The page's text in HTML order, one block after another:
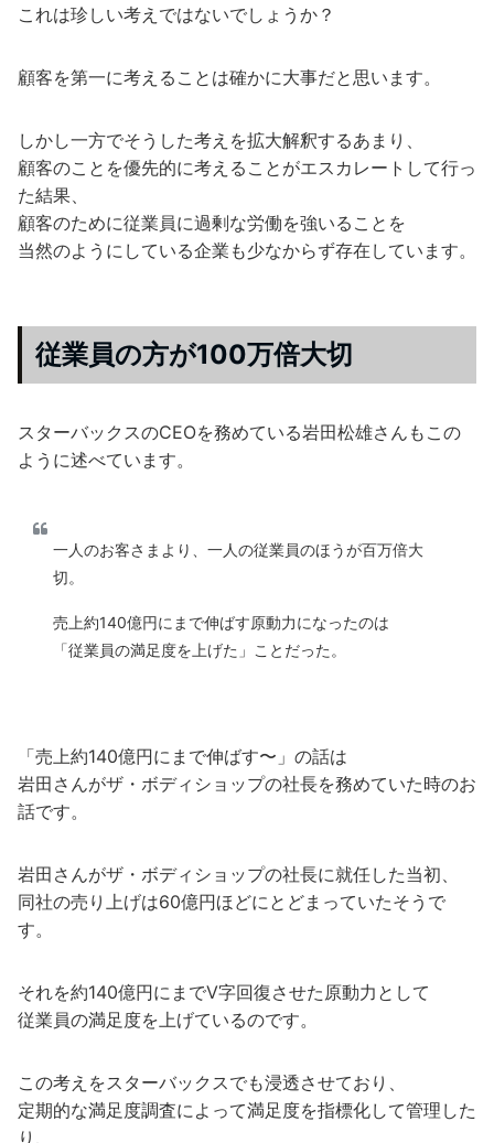
これは珍しい考えではないでしょうか？
顧客を第一に考えることは確かに大事だと思います。
しかし一方でそうした考えを拡大解釈するあまり、
顧客のことを優先的に考えることがエスカレートして行っ
た結果、
顧客のために従業員に過剰な労働を強いることを
当然のようにしている企業も少なからず存在しています。
従業員の方が100万倍大切
スターバックスのCEOを務めている岩田松雄さんもこの
ように述べています。
一人のお客さまより、一人の従業員のほうが百万倍大
切。
売上約140億円にまで伸ばす原動力になったのは
「従業員の満足度を上げた」ことだった。
「売上約140億円にまで伸ばす〜」の話は
岩田さんがザ・ボディショップの社長を務めていた時のお
話です。
岩田さんがザ・ボディショップの社長に就任した当初、
同社の売り上げは60億円ほどにとどまっていたそうで
す。
それを約140億円にまでV字回復させた原動力として
従業員の満足度を上げているのです。
この考えをスターバックスでも浸透させており、
定期的な満足度調査によって満足度を指標化して管理した
り、